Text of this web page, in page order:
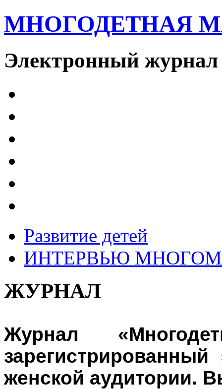
МНОГОДЕТНАЯ
Электронный журнал
Развитие детей
ИНТЕРВЬЮ
ЖУРНАЛ
Журнал
зарегистрированный
женской аудитории.